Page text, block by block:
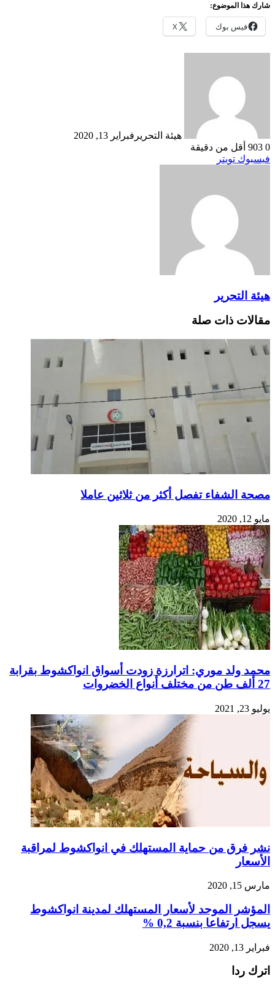
شارك هذا الموضوع:
فيس بوك X
هيئة التحرير فبراير 13, 2020
0
أقل من دقيقة
فيسبوك تويتر
هيئة التحرير
مقالات ذات صلة
مصحة الشفاء تفصل أكثر من ثلاثين عاملا
مايو 12, 2020
محمد ولد موري: اترارزة زودت أسواق انواكشوط بقرابة
27 ألف طن من مختلف أنواع الخضروات
يوليو 23, 2021
نشر فرق من حماية المستهلك في انواكشوط لمراقبة
الأسعار
مارس 15, 2020
المؤشر الموحد لأسعار المستهلك لمدينة انواكشوط
يسجل ارتفاعا بنسبة 0,2 %
فبراير 13, 2020
اترك ردا